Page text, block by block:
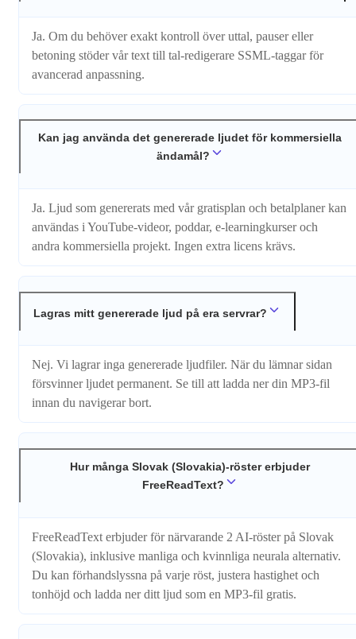
Ja. Om du behöver exakt kontroll över uttal, pauser eller
betoning stöder vår text till tal-redigerare SSML-taggar för
avancerad anpassning.
Kan jag använda det genererade ljudet för kommersiella
ändamål?
Ja. Ljud som genererats med vår gratisplan och betalplaner kan
användas i YouTube-videor, poddar, e-learningkurser och
andra kommersiella projekt. Ingen extra licens krävs.
Lagras mitt genererade ljud på era servrar?
Nej. Vi lagrar inga genererade ljudfiler. När du lämnar sidan
försvinner ljudet permanent. Se till att ladda ner din MP3-fil
innan du navigerar bort.
Hur många Slovak (Slovakia)-röster erbjuder
FreeReadText?
FreeReadText erbjuder för närvarande 2 AI-röster på Slovak
(Slovakia), inklusive manliga och kvinnliga neurala alternativ.
Du kan förhandslyssna på varje röst, justera hastighet och
tonhöjd och ladda ner ditt ljud som en MP3-fil gratis.